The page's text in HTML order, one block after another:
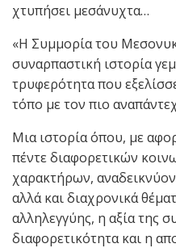
χτυπήσει μεσάνυχτα…
«Η Συμμορία του
συναρπαστική ιστορία
τρυφερότητα που
τόπο με τον πιο
Μια ιστορία όπου, με
πέντε διαφορετικών
χαρακτήρων,
αλλά και διαχρονικά
αλληλεγγύης, η αξία της
διαφορετικότητα και η